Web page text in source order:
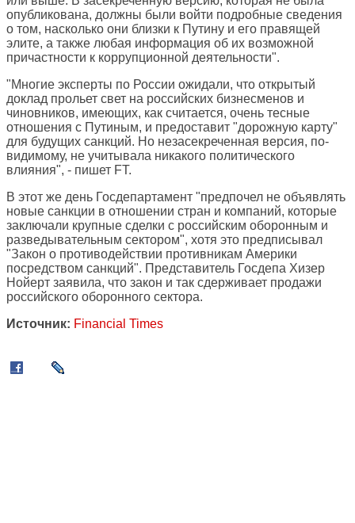
опубликована, должны были войти подробные сведения
о том, насколько они близки к Путину и его правящей
элите, а также любая информация об их возможной
причастности к коррупционной деятельности".
"Многие эксперты по России ожидали, что открытый
доклад прольет свет на российских бизнесменов и
чиновников, имеющих, как считается, очень тесные
отношения с Путиным, и предоставит "дорожную карту"
для будущих санкций. Но незасекреченная версия, по-
видимому, не учитывала никакого политического
влияния", - пишет FT.
В этот же день Госдепартамент "предпочел не объявлять
новые санкции в отношении стран и компаний, которые
заключали крупные сделки с российским оборонным и
разведывательным сектором", хотя это предписывал
"Закон о противодействии противникам Америки
посредством санкций". Представитель Госдепа Хизер
Нойерт заявила, что закон и так сдерживает продажи
российского оборонного сектора.
Источник: Financial Times